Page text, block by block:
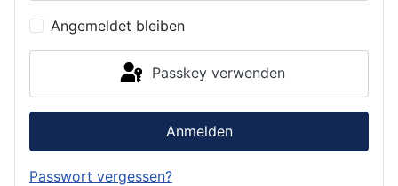
Angemeldet bleiben
Passkey verwenden
Anmelden
Passwort vergessen?